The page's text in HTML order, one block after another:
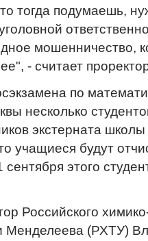
тогда подумаешь,
мошенничество,
- считает
по
несколько
экстерната
учащиеся будут
сентября этого
Российского
Менделеева (РХТУ)